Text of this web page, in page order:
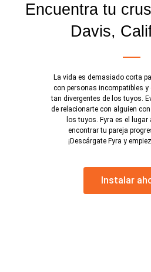
Encuentra tu
Davis,
La vida es demasiado corta
con personas incompatibles
tan divergentes de los tuyos.
de relacionarte con alguien
los tuyos. Fyra es el lugar
encontrar tu pareja
¡Descárgate Fyra y
Instalar